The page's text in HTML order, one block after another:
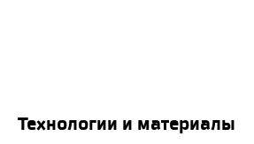
Технологии и материалы